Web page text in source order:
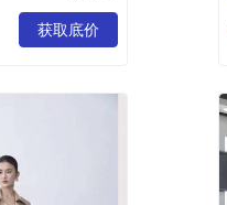
女装
限公司
获取底价